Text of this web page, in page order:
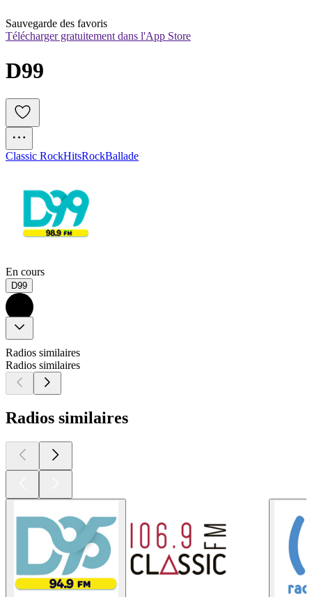
Sauvegarde des favoris
Télécharger gratuitement dans l'App Store
D99
Classic RockHitsRockBallade
En cours
D99
Radios similaires
Radios similaires
Radios similaires